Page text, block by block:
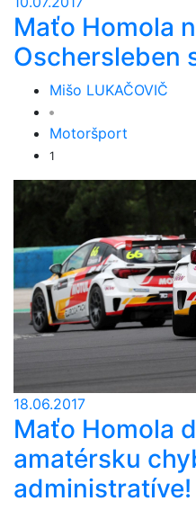
Maťo Homola
Oschersleben
Mišo LUKAČOVIČ
Motoršport
1
18.06.2017
Maťo Homola
amatérsku
administratíve!